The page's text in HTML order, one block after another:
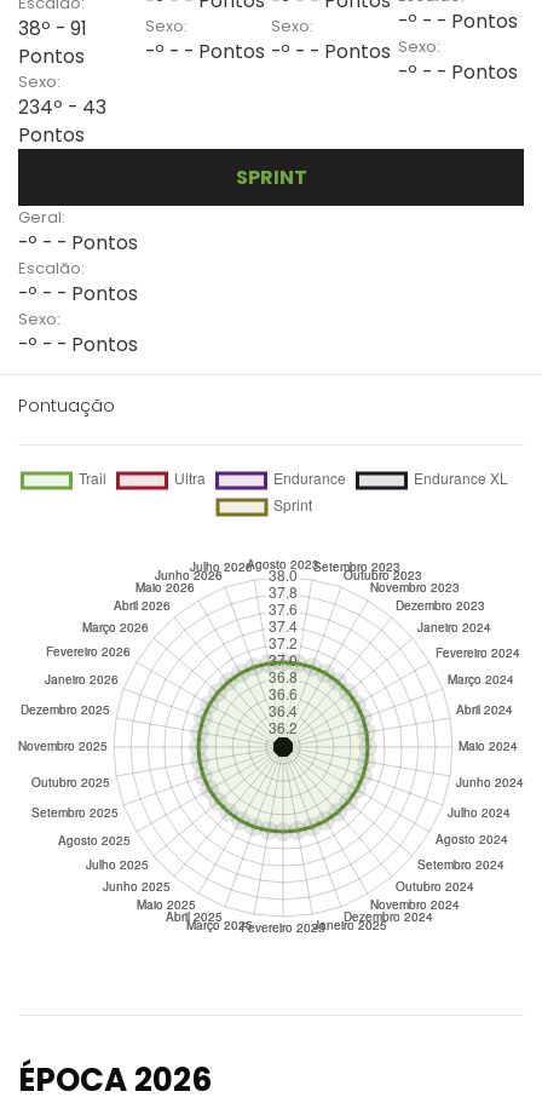
38º - 91
Pontos
Sexo:
234º - 43
Pontos
Sexo:
-º - - Pontos
Sexo:
-º - - Pontos
-º - - Pontos
Sexo:
-º - - Pontos
SPRINT
Geral:
-º - - Pontos
Escalão:
-º - - Pontos
Sexo:
-º - - Pontos
Pontuação
ÉPOCA 2026